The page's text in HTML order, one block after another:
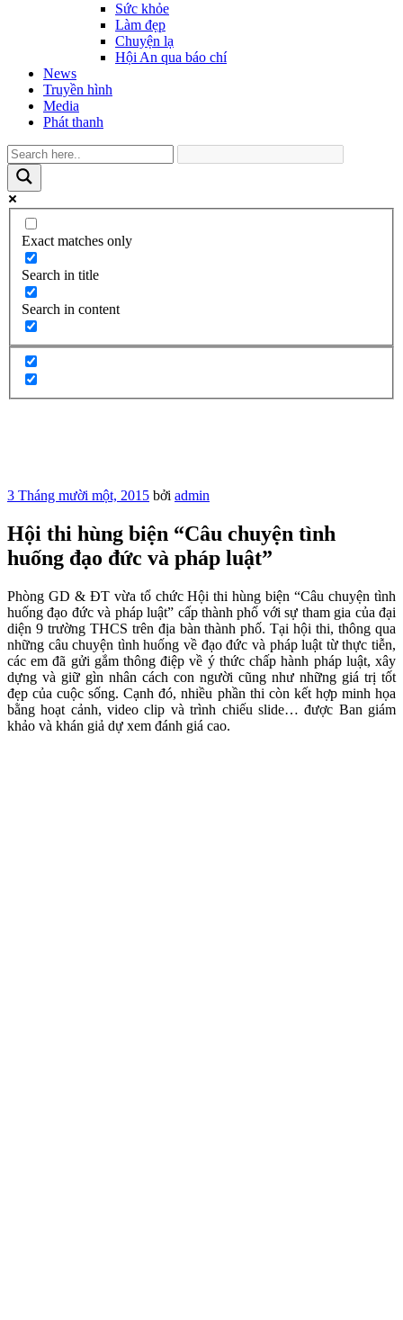
Sức khỏe
Làm đẹp
Chuyện lạ
Hội An qua báo chí
News
Truyền hình
Media
Phát thanh
Exact matches only
Search in title
Search in content
Đăng
3 Tháng mười một, 2015 bởi admin
Hội thi hùng biện “Câu chuyện tình
huống đạo đức và pháp luật”
Phòng GD & ĐT vừa tổ chức Hội thi hùng biện “Câu chuyện tình
huống đạo đức và pháp luật” cấp thành phố với sự tham gia của đại
diện 9 trường THCS trên địa bàn thành phố. Tại hội thi, thông qua
những câu chuyện tình huống về đạo đức và pháp luật từ thực tiễn,
các em đã gửi gắm thông điệp về ý thức chấp hành pháp luật, xây
dựng và giữ gìn nhân cách con người cũng như những giá trị tốt
đẹp của cuộc sống. Cạnh đó, nhiều phần thi còn kết hợp minh họa
bằng hoạt cảnh, video clip và trình chiếu slide… được Ban giám
khảo và khán giả dự xem đánh giá cao.